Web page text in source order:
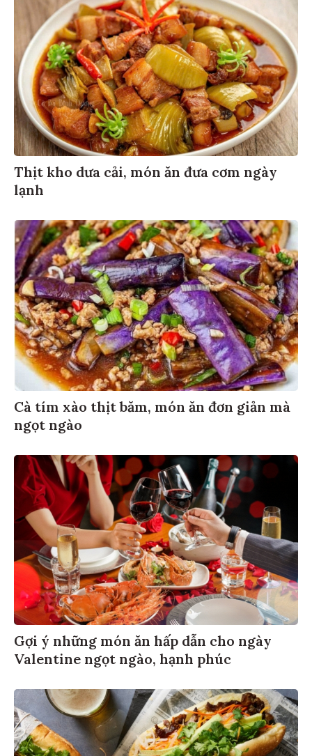
Thịt kho dưa cải, món ăn đưa cơm ngày
lạnh
Cà tím xào thịt băm, món ăn đơn giản mà
ngọt ngào
Gợi ý những món ăn hấp dẫn cho ngày
Valentine ngọt ngào, hạnh phúc